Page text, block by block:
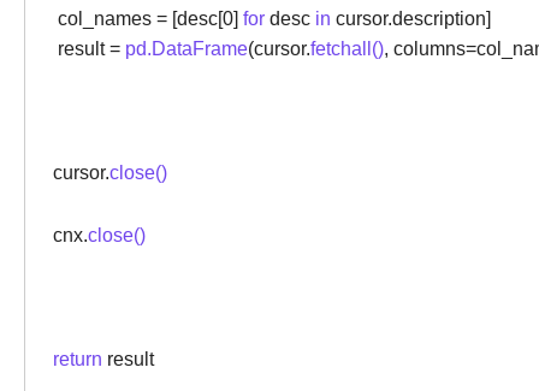
col_names = [desc[0] for desc in cursor.description]
result = pd.DataFrame(cursor.fetchall(),
cursor.close()
cnx.close()
return result